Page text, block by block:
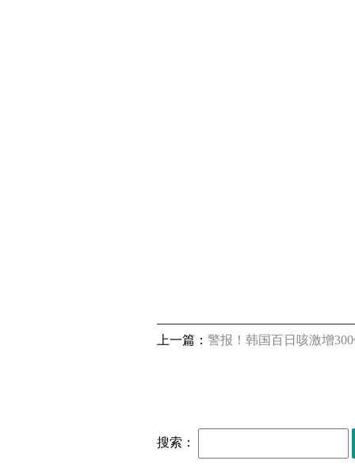
上一篇： 警报！韩国百日咳激增
搜索：